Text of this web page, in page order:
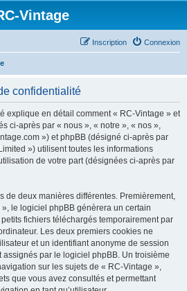
Vintage
Connexion
Inscription
confidentialité
explique en détail comment « RC-Vintage » et
ci-après par « nous », « notre », « nos »,
») et phpBB (désigné ci-après par
») utilisent toutes les informations
de votre part (désignées ci-après par
de deux manières différentes. Premièrement,
le logiciel phpBB génèrera un certain
fichiers téléchargés temporairement par
Les deux premiers cookies ne
et un identifiant anonyme de session
par le logiciel phpBB. Un troisième
sur les sujets de « RC-Vintage »,
que vous avez consultés et permettant